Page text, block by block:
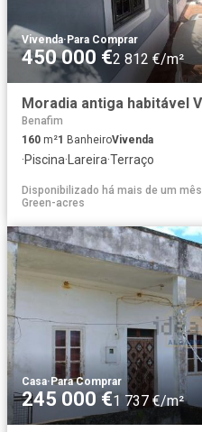
Vivenda·Para Comprar
450 000 €2 812 €/m²
Benafim
160 m²1 BanheiroVivenda
·Piscina· Lareira·Terraço
Disponibilizado há mais de um mês
Green-acres
Casa· Para Comprar
245 000 €1 737 €/m²